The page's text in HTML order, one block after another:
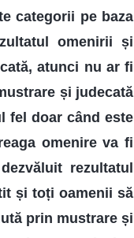
categorii pe baza
omenirii și
atunci nu ar fi
și judecată
fel doar când este
omenire va fi
rezultatul
și toți oamenii să
prin mustrare și